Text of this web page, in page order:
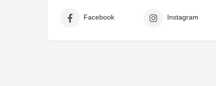
Facebook Instagram